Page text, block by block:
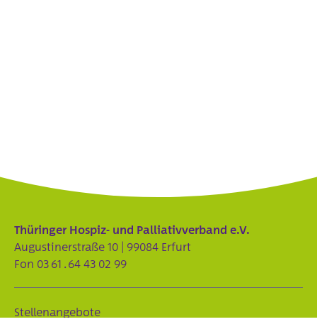
Stellenangebote
Thüringer Hospiz- und Palliativverband e.V.
Augustinerstraße 10 | 99084 Erfurt
Fon 03 61 . 64 43 02 99